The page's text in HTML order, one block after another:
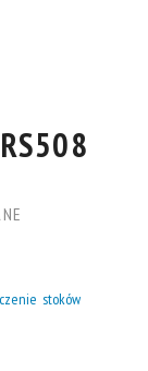
stoków